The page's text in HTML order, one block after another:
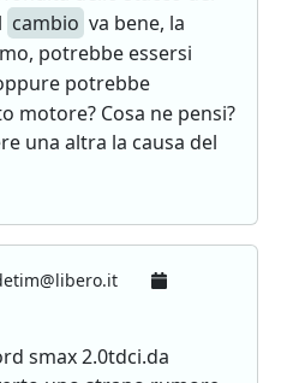
cambio va bene, la
potrebbe essersi
potrebbe
motore? Cosa ne pensi?
una altra la causa del
smax 2.0tdci.da